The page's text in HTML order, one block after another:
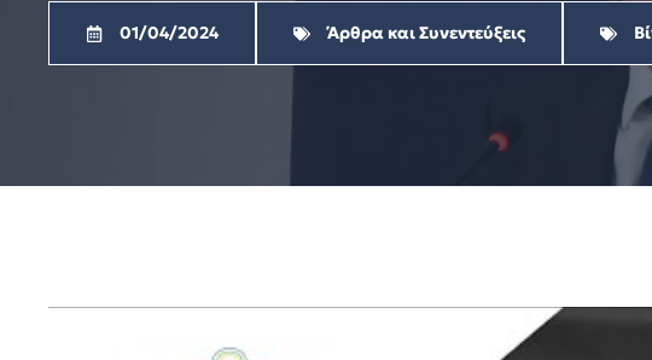
01/04/2024 Άρθρα και Συνεντεύξεις